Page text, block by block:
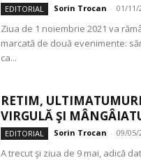
EDITORIAL Sorin Trocan - 01/11/
Ziua de 1 noiembrie 2021 va
marcată de două evenimente:
ca...
RETIM,
VIRGULĂ ŞI
EDITORIAL Sorin Trocan - 09/05/
A trecut şi ziua de 9 mai, adică